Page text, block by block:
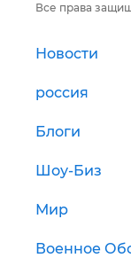
Все права
Новости
россия
Блоги
Шоу-Биз
Мир
Военное